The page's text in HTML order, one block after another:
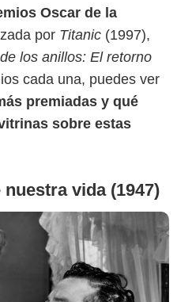
Oscar de la
por Titanic (1997),
los anillos: El retorno
cada una, puedes ver
premiadas y qué
sobre estas
vida (1947)